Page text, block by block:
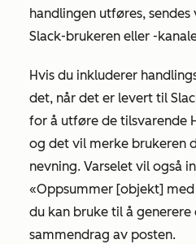
handlingen utføres,
Slack-brukeren eller -
Hvis du inkluderer
det, når det er levert til
for å utføre de tilsvarende
og det vil merke brukeren
nevning. Varselet vil også
«Oppsummer [objekt]
du kan bruke til å
sammendrag av posten.